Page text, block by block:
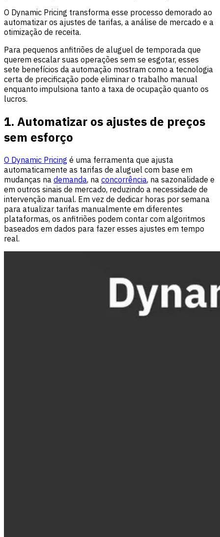
O Dynamic Pricing transforma esse processo demorado ao
automatizar os ajustes de tarifas, a análise de mercado e a
otimização de receita.
Para pequenos anfitriões de aluguel de temporada que
querem escalar suas operações sem se esgotar, esses
sete benefícios da automação mostram como a tecnologia
certa de precificação pode eliminar o trabalho manual
enquanto impulsiona tanto a taxa de ocupação quanto os
lucros.
1. Automatizar os ajustes de preços
sem esforço
O Dynamic Pricing é uma ferramenta que ajusta
automaticamente as tarifas de aluguel com base em
mudanças na demanda, na concorrência, na sazonalidade e
em outros sinais de mercado, reduzindo a necessidade de
intervenção manual. Em vez de dedicar horas por semana
para atualizar tarifas manualmente em diferentes
plataformas, os anfitriões podem contar com algoritmos
baseados em dados para fazer esses ajustes em tempo
real.